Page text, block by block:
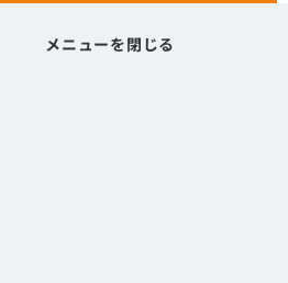
メニューを閉じる
メニューを閉じる